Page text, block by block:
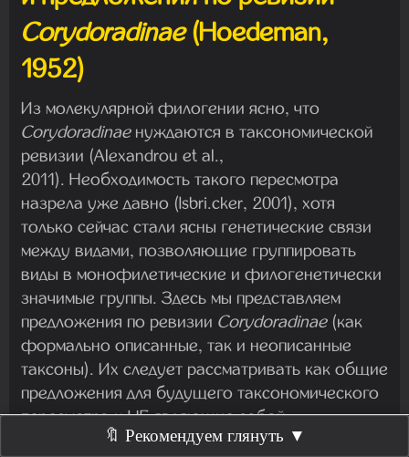
Corydoradinae(Hoedeman,
1952)
Из молекулярной филогении ясно, что
Corydoradinae нуждаются в таксономической
ревизии (Alexandrou et al.,
2011). Необходимость такого пересмотра
назрела уже давно (Isbri.cker, 2001), хотя
только сейчас стали ясны генетические связи
между видами, позволяющие группировать
виды в монофилетические и филогенетически
значимые группы. Здесь мы представляем
предложения по ревизии Corydoradinae (как
формально описанные, так и неописанные
таксоны). Их следует рассматривать как общие
предложения для будущего таксономического
пересмотра и НЕ являющие собой
официальную ревизию. Все виды должны
🔖 Рекомендуем глянуть ▼